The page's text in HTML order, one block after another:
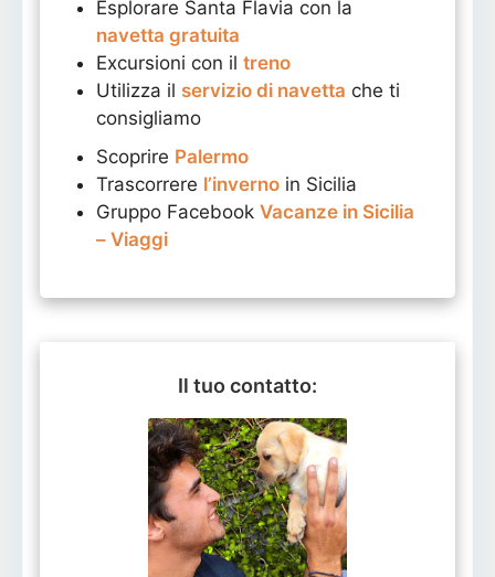
Esplorare Santa Flavia con la
navetta gratuita
Excursioni con il treno
Utilizza il servizio di navetta che ti
consigliamo
Scoprire Palermo
Trascorrere l’inverno in Sicilia
Gruppo Facebook Vacanze in Sicilia
– Viaggi
Il tuo contatto: